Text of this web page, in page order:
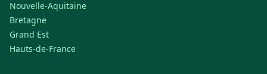
Nouvelle-Aquitaine
Bretagne
Grand Est
Hauts-de-France